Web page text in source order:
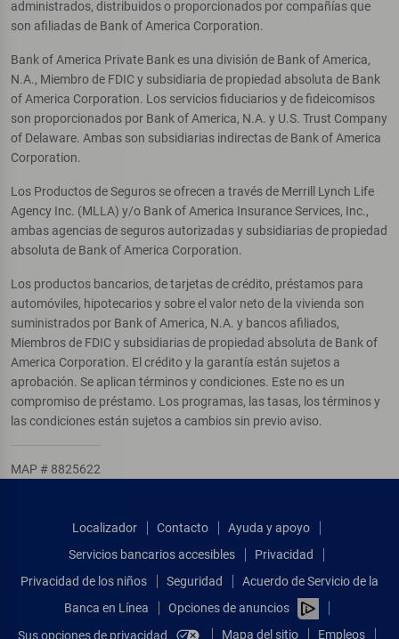
administrados, distribuidos o proporcionados por compañías que
son afiliadas de Bank of America Corporation.
Bank of America Private Bank es una división de Bank of America,
N.A., Miembro de FDIC y subsidiaria de propiedad absoluta de Bank
of America Corporation. Los servicios fiduciarios y de fideicomisos
son proporcionados por Bank of America, N.A. y U.S. Trust Company
of Delaware. Ambas son subsidiarias indirectas de Bank of America
Corporation.
Los Productos de Seguros se ofrecen a través de Merrill Lynch Life
Agency Inc. (MLLA) y/o Bank of America Insurance Services, Inc.,
ambas agencias de seguros autorizadas y subsidiarias de propiedad
absoluta de Bank of America Corporation.
Los productos bancarios, de tarjetas de crédito, préstamos para
automóviles, hipotecarios y sobre el valor neto de la vivienda son
suministrados por Bank of America, N.A. y bancos afiliados,
Miembros de FDIC y subsidiarias de propiedad absoluta de Bank of
America Corporation. El crédito y la garantía están sujetos a
aprobación. Se aplican términos y condiciones. Este no es un
compromiso de préstamo. Los programas, las tasas, los términos y
las condiciones están sujetos a cambios sin previo aviso.
MAP # 8825622
Localizador Contacto
Ayuda y apoyo
Servicios bancarios accesibles
Privacidad
Privacidad de los niños
Seguridad
Acuerdo de Servicio de la
Banca en Línea
Opciones de anuncios
Sus opciones de privacidad
Mapa del sitio Empleos